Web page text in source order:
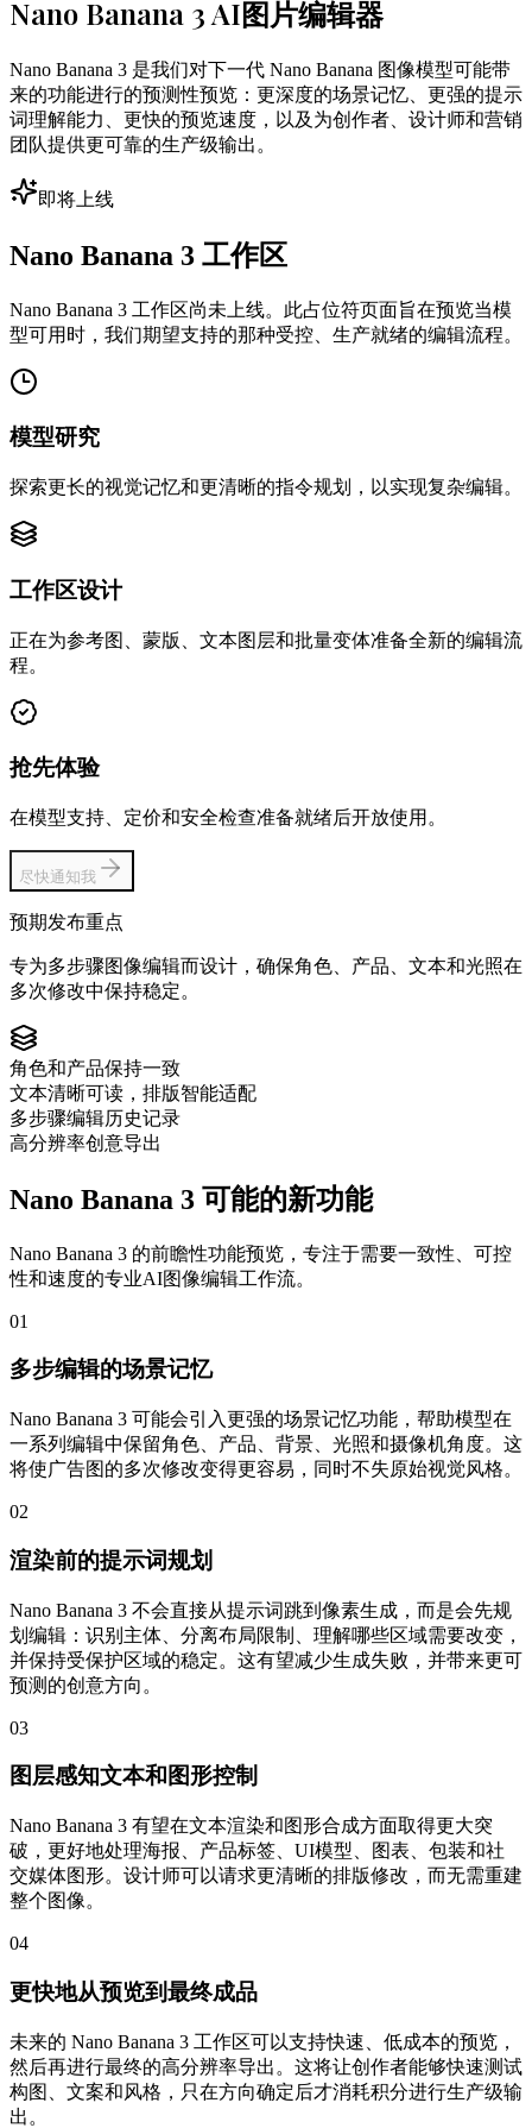
Nano Banana 3 AI图片编辑器
Nano Banana 3 是我们对下一代 Nano Banana 图像模型可能带
来的功能进行的预测性预览：更深度的场景记忆、更强的提示
词理解能力、更快的预览速度，以及为创作者、设计师和营销
团队提供更可靠的生产级输出。
即将上线
Nano Banana 3 工作区
Nano Banana 3 工作区尚未上线。此占位符页面旨在预览当模
型可用时，我们期望支持的那种受控、生产就绪的编辑流程。
模型研究
探索更长的视觉记忆和更清晰的指令规划，以实现复杂编辑。
工作区设计
正在为参考图、蒙版、文本图层和批量变体准备全新的编辑流
程。
抢先体验
在模型支持、定价和安全检查准备就绪后开放使用。
尽快通知我
预期发布重点
专为多步骤图像编辑而设计，确保角色、产品、文本和光照在
多次修改中保持稳定。
角色和产品保持一致
文本清晰可读，排版智能适配
多步骤编辑历史记录
高分辨率创意导出
Nano Banana 3 可能的新功能
Nano Banana 3 的前瞻性功能预览，专注于需要一致性、可控
性和速度的专业AI图像编辑工作流。
01
多步编辑的场景记忆
Nano Banana 3 可能会引入更强的场景记忆功能，帮助模型在
一系列编辑中保留角色、产品、背景、光照和摄像机角度。这
将使广告图的多次修改变得更容易，同时不失原始视觉风格。
02
渲染前的提示词规划
Nano Banana 3 不会直接从提示词跳到像素生成，而是会先规
划编辑：识别主体、分离布局限制、理解哪些区域需要改变，
并保持受保护区域的稳定。这有望减少生成失败，并带来更可
预测的创意方向。
03
图层感知文本和图形控制
Nano Banana 3 有望在文本渲染和图形合成方面取得更大突
破，更好地处理海报、产品标签、UI模型、图表、包装和社
交媒体图形。设计师可以请求更清晰的排版修改，而无需重建
整个图像。
04
更快地从预览到最终成品
未来的 Nano Banana 3 工作区可以支持快速、低成本的预览，
然后再进行最终的高分辨率导出。这将让创作者能够快速测试
构图、文案和风格，只在方向确定后才消耗积分进行生产级输
出。